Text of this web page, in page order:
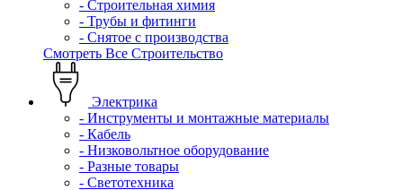
- Строительная химия
- Трубы и фитинги
- Снятое с производства
Смотреть Все Строительство
Электрика
- Инструменты и монтажные материалы
- Кабель
- Низковольтное оборудование
- Разные товары
- Светотехника